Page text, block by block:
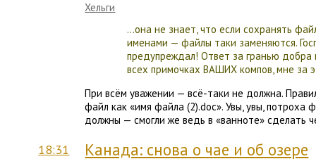
Хельги
…она не знает, что если сохранять
именами — файлы таки заменяются.
предупреждал! Ответ за гранью добра
всех примочках ВАШИХ компов, мне за
При всём уважении — всё-таки не должна.
файл как «имя файла (2).doc». Увы, увы, потроха
должны — смогли же ведь в «ванноте» сделать
18:31 Канада: снова о чае и об озере